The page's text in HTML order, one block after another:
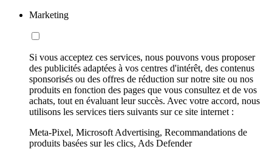
Marketing
Si vous acceptez ces services, nous pouvons vous proposer
des publicités adaptées à vos centres d'intérêt, des contenus
sponsorisés ou des offres de réduction sur notre site ou nos
produits en fonction des pages que vous consultez et de vos
achats, tout en évaluant leur succès. Avec votre accord, nous
utilisons les services tiers suivants sur ce site internet :
Meta-Pixel, Microsoft Advertising, Recommandations de
produits basées sur les clics, Ads Defender